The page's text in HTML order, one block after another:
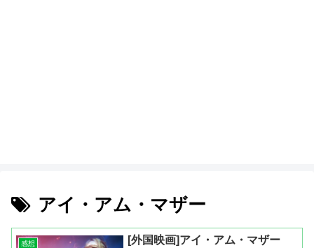
アイ・アム・マザー
感想
[外国映画]アイ・アム・マザー